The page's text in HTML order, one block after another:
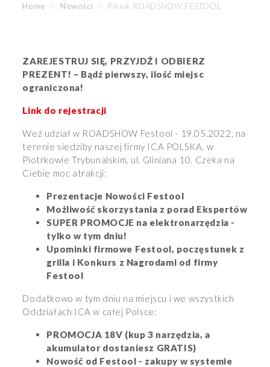
Home Nowości Piknik ROADSHOW FESTOOL
ZAREJESTRUJ SIĘ, PRZYJDŹ I ODBIERZ
PREZENT! – Bądź pierwszy, ilość miejsc
ograniczona!
Link do rejestracji
Weź udział w ROADSHOW Festool - 19.05.2022, na
terenie siedziby naszej firmy ICA POLSKA, w
Piotrkowie Trybunalskim, ul. Gliniana 10. Czeka na
Ciebie moc atrakcji:
Prezentacje Nowości Festool
Możliwość skorzystania z porad Ekspertów
SUPER PROMOCJE na elektronarzędzia -
tylko w tym dniu!
Upominki firmowe Festool, poczęstunek z
grilla i Konkurs z Nagrodami od firmy
Festool
Dodatkowo w tym dniu na miejscu i we wszystkich
Oddziałach ICA w całej Polsce:
PROMOCJA 18V (kup 3 narzędzia, a
akumulator dostaniesz GRATIS)
Nowość od Festool - zakupy w systemie